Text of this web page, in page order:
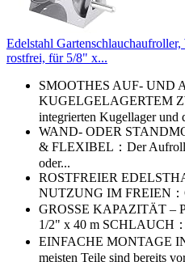
Edelstahl
rostfrei, für 5/8" x...
SMOOTHES AUF- UND
KUGELGELAGERTEM
integrierten Kugellager und
WAND- ODER
& FLEXIBEL：Der
oder...
ROSTFREIER
NUTZUNG IM FREIEN：
GROSSE KAPAZITÄT –
1/2" x 40 m SCHLAUCH
EINFACHE MONTAGE
meisten Teile sind bereits